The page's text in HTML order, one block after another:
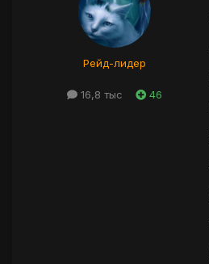
Рейд-лидер
16,8 тыс 46